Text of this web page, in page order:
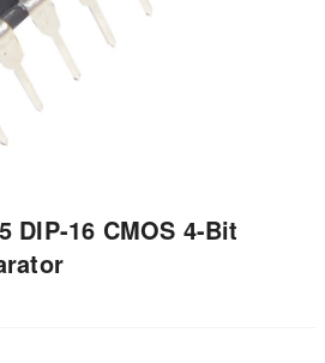
DIP-16 CMOS 4-Bit